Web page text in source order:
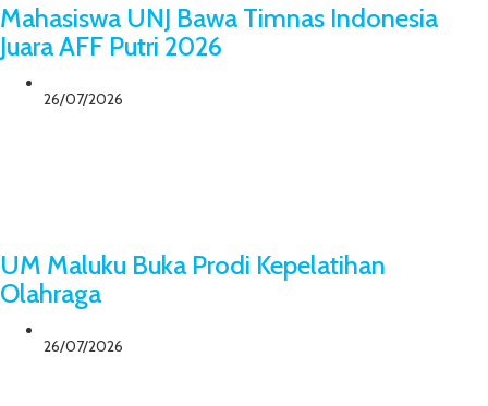
Mahasiswa UNJ Bawa Timnas Indonesia
Juara AFF Putri 2026
26/07/2026
UM Maluku Buka Prodi Kepelatihan
Olahraga
26/07/2026